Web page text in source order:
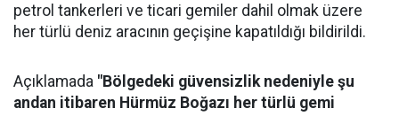
petrol tankerleri ve ticari gemiler dahil olmak üzere
her türlü deniz aracının geçişine kapatıldığı bildirildi.
Açıklamada "Bölgedeki güvensizlik nedeniyle şu
andan itibaren Hürmüz Boğazı her türlü gemi